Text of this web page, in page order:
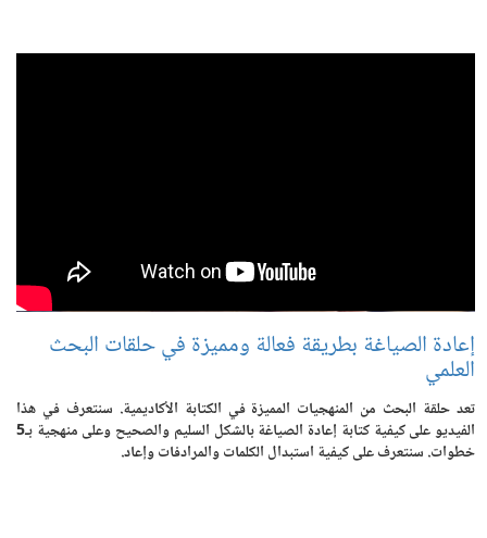
إعادة الصياغة بطريقة فعالة ومميزة في حلقات البحث
العلمي
تعد حلقة البحث من المنهجيات المميزة في الكتابة الأكاديمية. سنتعرف في هذا
الفيديو على كيفية كتابة إعادة الصياغة بالشكل السليم والصحيح وعلى منهجية بـ5
خطوات. سنتعرف على كيفية استبدال الكلمات والمرادفات وإعاد.